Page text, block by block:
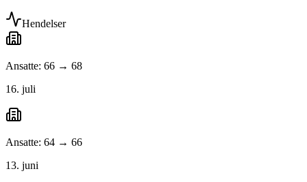
Hendelser
Ansatte: 66 → 68
16. juli
Ansatte: 64 → 66
13. juni